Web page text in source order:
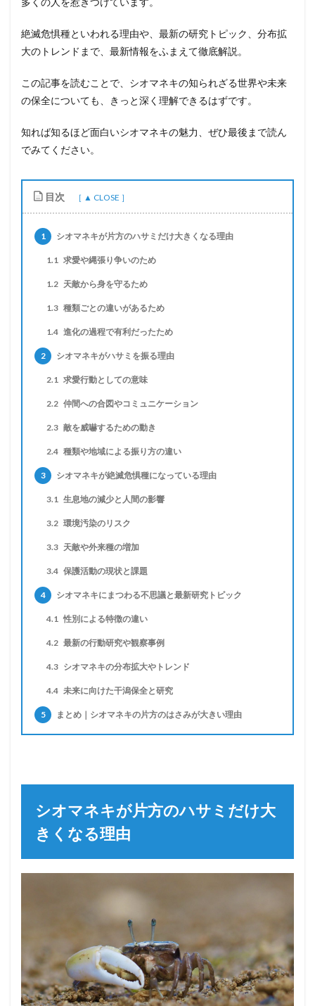
絶滅危惧種といわれる理由や、最新の研究トピック、分布拡
大のトレンドまで、最新情報をふまえて徹底解説。
この記事を読むことで、シオマネキの知られざる世界や未来
の保全についても、きっと深く理解できるはずです。
知れば知るほど面白いシオマネキの魅力、ぜひ最後まで読ん
でみてください。
目次
1 シオマネキが片方のハサミだけ大きくなる理由
1.1 求愛や縄張り争いのため
1.2 天敵から身を守るため
1.3 種類ごとの違いがあるため
1.4 進化の過程で有利だったため
2 シオマネキがハサミを振る理由
2.1 求愛行動としての意味
2.2 仲間への合図やコミュニケーション
2.3 敵を威嚇するための動き
2.4 種類や地域による振り方の違い
3 シオマネキが絶滅危惧種になっている理由
3.1 生息地の減少と人間の影響
3.2 環境汚染のリスク
3.3 天敵や外来種の増加
3.4 保護活動の現状と課題
4 シオマネキにまつわる不思議と最新研究トピック
4.1 性別による特徴の違い
4.2 最新の行動研究や観察事例
4.3 シオマネキの分布拡大やトレンド
4.4 未来に向けた干潟保全と研究
5 まとめ｜シオマネキの片方のはさみが大きい理由
シオマネキが片方のハサミだけ大
きくなる理由